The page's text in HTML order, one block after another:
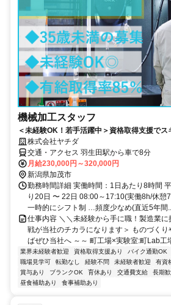
機械加工スタッフ
＜未経験OK！若手活躍中＞資格取得支援でス
株式会社ヤチダ
交通・アクセス 羽生田駅から車で8分
月給230,000円～320,000円
新潟県加茂市
勤務時間詳細 実働時間：1日あたり8時間
り20日 〜 22日 08:00～17:10(実働8h/休
一時的にシフト制 …頻度少なめ(直近5年間
仕事内容 ＼＼未経験から手に職！製造業
戦が当社のチカラになります＞ ものづく
ばぜひ当社へ ～～ 町工場×実験室:町Lab工
業界未経験者歓迎 資格取得支援あり バイク通勤OK
職場見学可
転勤なし 経験不問 未経験者歓迎 有資
賞与あり
ブランクOK 育休あり 交通費支給 長期
昼食補助あり
食事補助あり